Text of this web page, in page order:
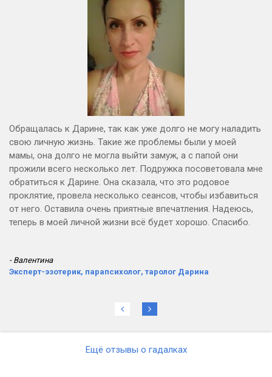
Обращалась к Дарине, так как уже долго не могу наладить
свою личную жизнь. Такие же проблемы были у моей
мамы, она долго не могла выйти замуж, а с папой они
прожили всего несколько лет. Подружка посоветовала мне
обратиться к Дарине. Она сказала, что это родовое
проклятие, провела несколько сеансов, чтобы избавиться
от него. Оставила очень приятные впечатления. Надеюсь,
теперь в моей личной жизни всё будет хорошо. Спасибо.
- Валентина
Эксперт-эзотерик, парапсихолог, таролог Дарина
Ещё отзывы о гадалках